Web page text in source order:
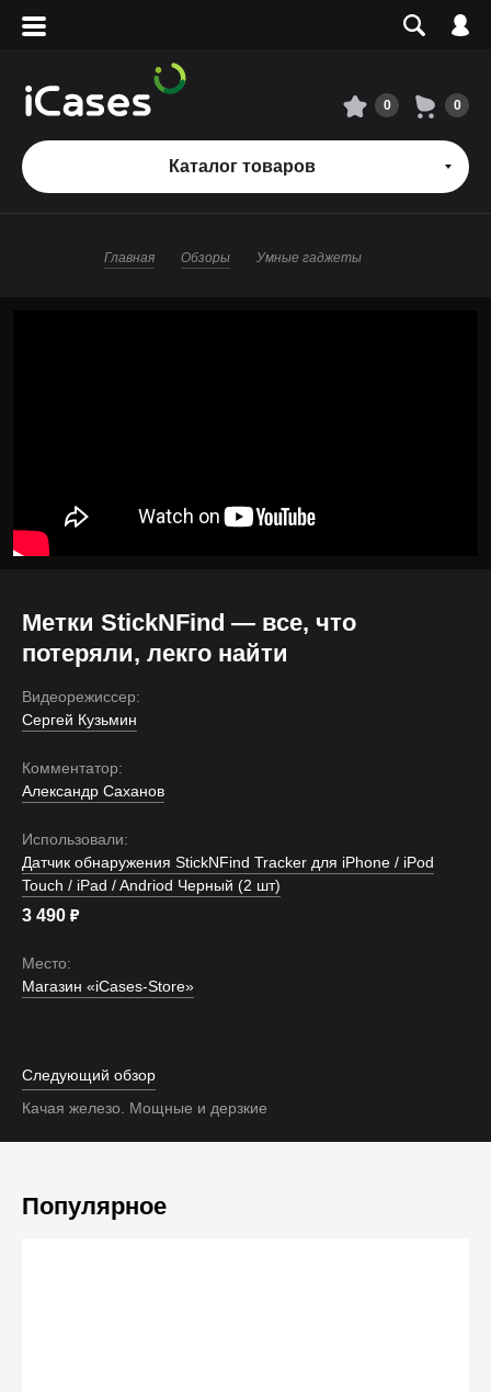
Вход
Сервисный центр
О магазине
0 0
Каталог товаров
Главная Обзоры Умные гаджеты
Метки StickNFind — все, что
потеряли, лекго найти
Видеорежиссер:
Сергей Кузьмин
Комментатор:
Александр Саханов
Использовали:
Датчик обнаружения StickNFind Tracker для iPhone / iPod
Touch / iPad / Andriod Черный (2 шт)
3 490 ₽
Место:
Магазин «iCases-Store»
Следующий обзор
Качая железо. Мощные и дерзкие
Популярное